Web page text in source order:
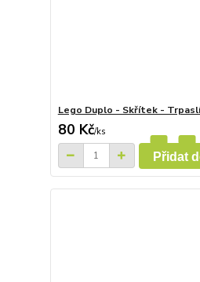
Lego Duplo - Skřítek -
80 Kč/ks
Přidat